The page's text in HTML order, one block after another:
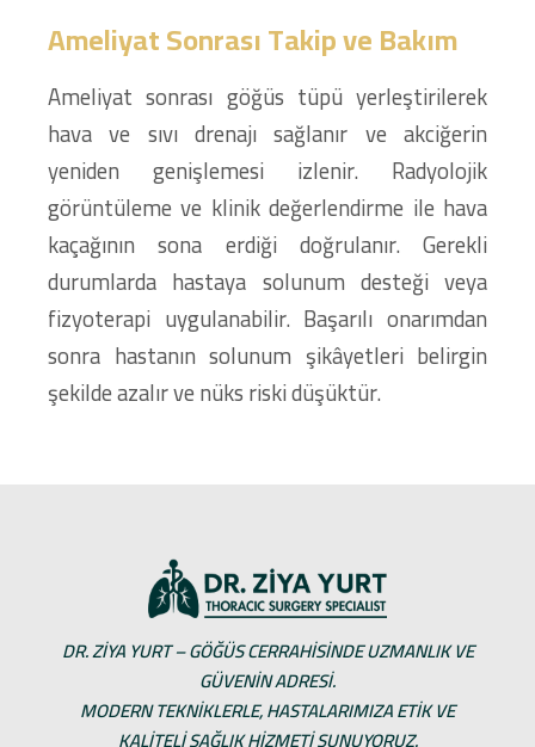
Ameliyat Sonrası Takip ve Bakım
Ameliyat sonrası göğüs tüpü yerleştirilerek
hava ve sıvı drenajı sağlanır ve akciğerin
yeniden genişlemesi izlenir. Radyolojik
görüntüleme ve klinik değerlendirme ile hava
kaçağının sona erdiği doğrulanır. Gerekli
durumlarda hastaya solunum desteği veya
fizyoterapi uygulanabilir. Başarılı onarımdan
sonra hastanın solunum şikâyetleri belirgin
şekilde azalır ve nüks riski düşüktür.
DR. ZIYA YURT – GÖĞÜS CERRAHISINDE UZMANLIK VE
GÜVENIN ADRESI.
MODERN TEKNIKLERLE, HASTALARIMIZA ETIK VE